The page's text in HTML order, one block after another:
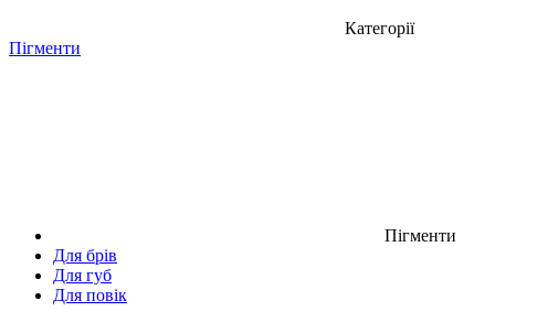
Категорії
Пігменти
Пігменти
Для брів
Для губ
Для повік